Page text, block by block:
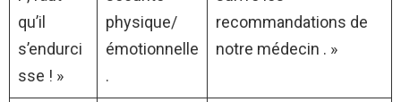
qu’il
s’endurci
sse ! »
physique/
émotionnelle
.
recommandations de
notre médecin . »